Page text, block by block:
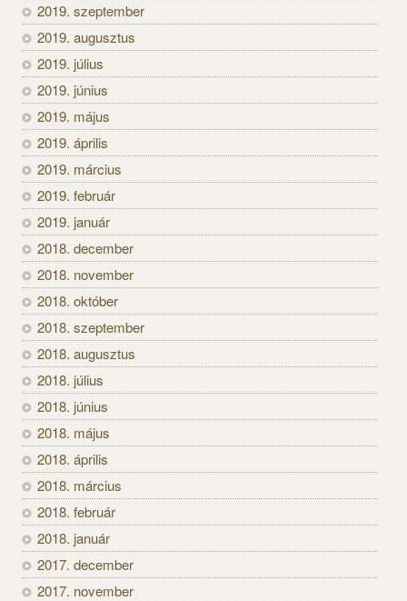
2019. szeptember
2019. augusztus
2019. július
2019. június
2019. május
2019. április
2019. március
2019. február
2019. január
2018. december
2018. november
2018. október
2018. szeptember
2018. augusztus
2018. július
2018. június
2018. május
2018. április
2018. március
2018. február
2018. január
2017. december
2017. november